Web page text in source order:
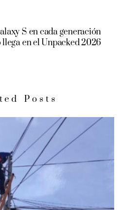
S en cada generación
en el Unpacked 2026
Posts